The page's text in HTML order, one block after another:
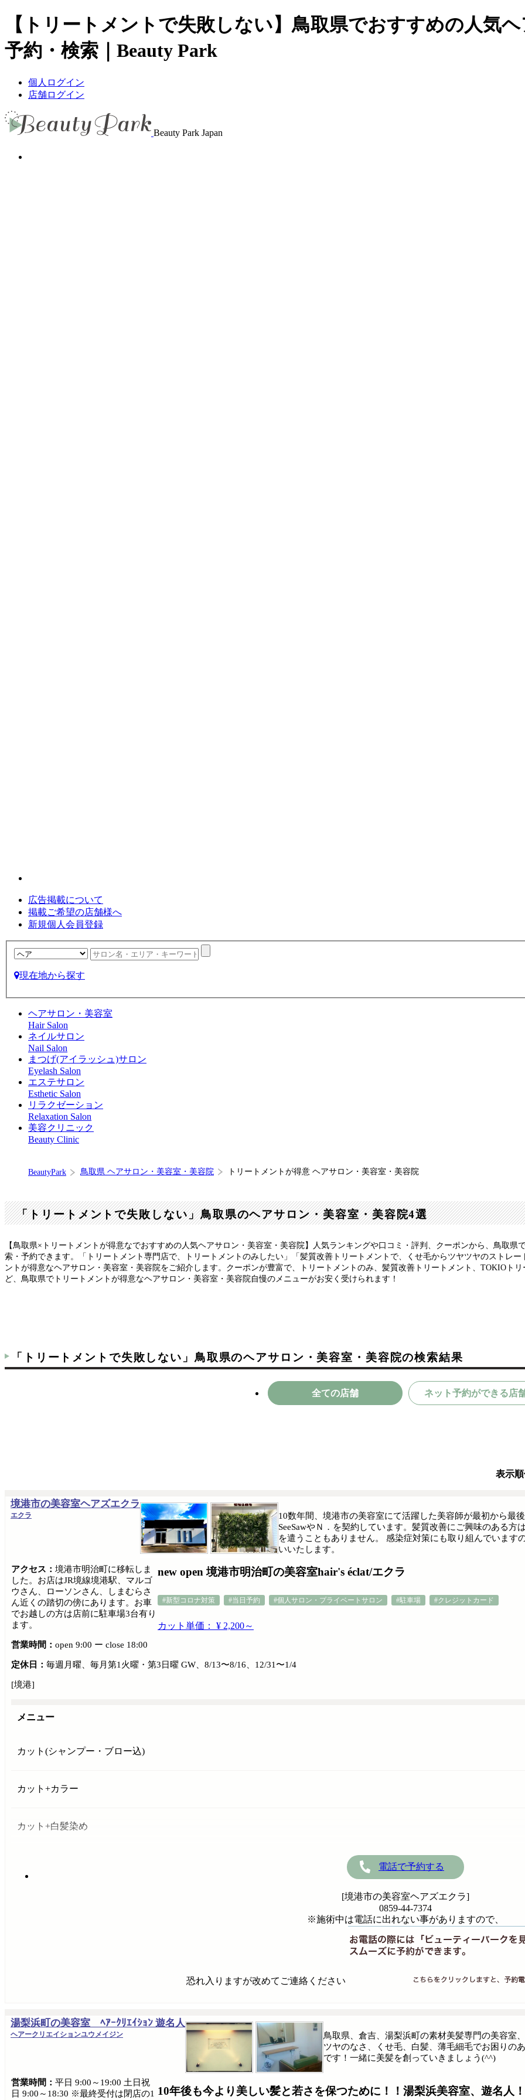
【トリートメントで失敗しない】鳥取県でおすすめの人気
予約・検索｜Beauty Park
個人ログイン
店舗ログイン
Beauty Park Japan
広告掲載について
掲載ご希望の店舗様へ
新規個人会員登録
現在地から探す
ヘアサロン・美容室
Hair Salon
ネイルサロン
Nail Salon
まつげ(アイラッシュ)サロン
Eyelash Salon
エステサロン
Esthetic Salon
リラクゼーション
Relaxation Salon
美容クリニック
Beauty Clinic
BeautyPark 鳥取県 ヘアサロン・美容室・美容院 トリートメントが得意 ヘアサロン・美容室・美容院
「トリートメントで失敗しない」鳥取県のヘアサロン・美容室・美容院4選
【鳥取県×トリートメントが得意なでおすすめの人気ヘアサロン・美容室・美容院】人気ランキングや口コミ・評判、クーポンから、鳥取
索・予約できます。「トリートメント専門店で、トリートメントのみしたい」「髪質改善トリートメントで、くせ毛からツヤツヤのストレ
ントが得意なヘアサロン・美容室・美容院をご紹介します。クーポンが豊富で、トリートメントのみ、髪質改善トリートメント、TOKIOト
ど、鳥取県でトリートメントが得意なヘアサロン・美容室・美容院自慢のメニューがお安く受けられます！
「トリートメントで失敗しない」鳥取県のヘアサロン・美容室・美容院の検索結果
全ての店舗 ネット予約ができる店
表示
境港市の美容室ヘアズエクラ
エクラ
new open 境港市明治町の美容室hair's éclat/エクラ
#新型コロナ対策 #当日予約 #個人サロン・プライベートサロン #駐車場 #クレジットカード
カット単価： ¥ 2,200～
10数年間、境港市の美容室にて活躍した美容師が最初から最
SeeSawやＮ．を契約しています。髪質改善にご興味のある
を遣うこともありません。 感染症対策にも取り組んでいま
いいたします。
アクセス： 境港市明治町に移転しま
した。お店はJR境線境港駅、マルゴ
ウさん、ローソンさん、しまむらさ
ん近くの踏切の傍にあります。お車
でお越しの方は店前に駐車場3台有り
ます。
営業時間： open 9:00 ー close 18:00
定休日： 毎週月曜、毎月第1火曜・第3日曜 GW、8/13〜8/16、12/31〜1/4
[境港]
メニュー
カット(シャンプー・ブロー込)
カット+カラー
カット+白髪染め
電話で予約する
[境港市の美容室ヘアズエクラ]
0859-44-7374
※施術中は電話に出れない事がありますので、
恐れ入りますが改めてご連絡ください
湯梨浜町の美容室 ﾍｱｰｸﾘｴｲｼｮﾝ 遊名人
ヘアークリエイションユウメイジン
10年後も今より美しい髪と若さを保つために！！湯梨浜美容室、遊名人！
鳥取県、倉吉、湯梨浜町の素材美髪専門の美容室
ツヤのなさ、くせ毛、白髪、薄毛細毛でお困りの
です！一緒に美髪を創っていきましょう(^^)
営業時間： 平日 9:00～19:00 土日祝
日 9:00～18:30 ※最終受付は閉店の1